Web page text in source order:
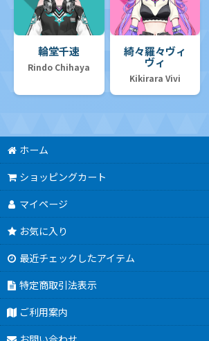
輪堂千速
Rindo Chihaya
綺々羅々ヴィ
ヴィ
Kikirara Vivi
ホーム
ショッピングカート
マイページ
お気に入り
最近チェックしたアイテム
特定商取引法表示
ご利用案内